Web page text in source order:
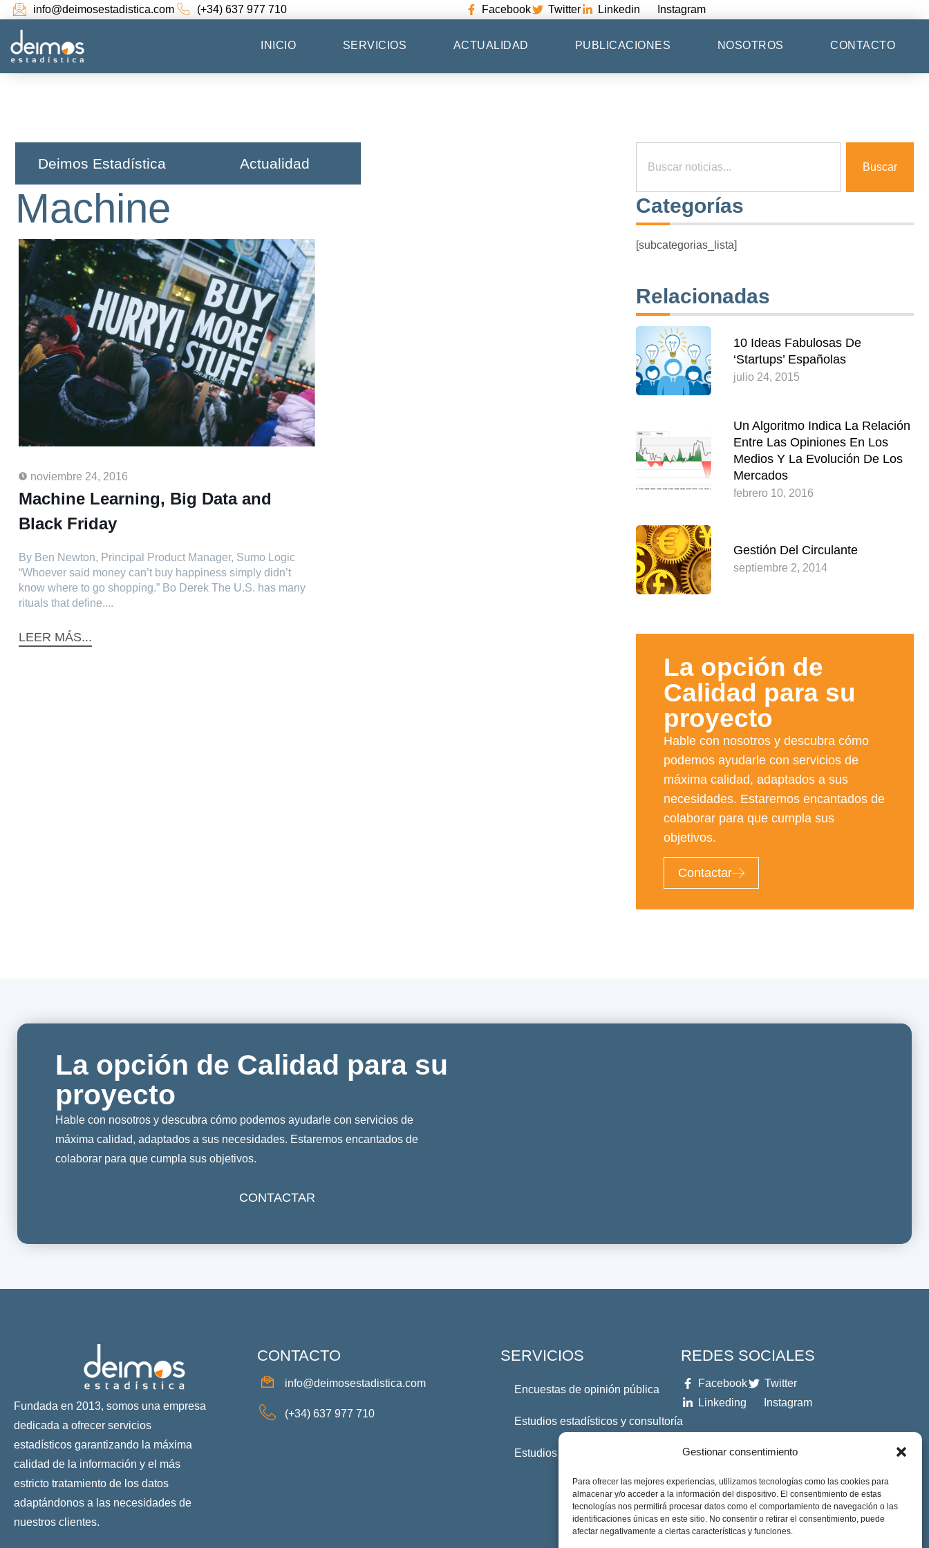
Gestionar consentimiento
Para ofrecer las mejores experiencias, utilizamos tecnologías como las cookies para
almacenar y/o acceder a la información del dispositivo. El consentimiento de estas
tecnologías nos permitirá procesar datos como el comportamiento de navegación o las
identificaciones únicas en este sitio. No consentir o retirar el consentimiento, puede
afectar negativamente a ciertas características y funciones.
info@deimosestadistica.com (+34) 637 977 710 Facebook Twitter Linkedin Instagram
INICIO SERVICIOS ACTUALIDAD PUBLICACIONES NOSOTROS CONTACTO
Buscar
Categorías
[subcategorias_lista]
Relacionadas
10 Ideas Fabulosas De
‘startups’ Españolas
julio 24, 2015
Un Algoritmo Indica La Relación
Entre Las Opiniones En Los
Medios Y La Evolución De Los
Mercados
febrero 10, 2016
Gestión Del Circulante
septiembre 2, 2014
La opción de
Calidad para su
proyecto​
Hable con nosotros y descubra cómo
podemos ayudarle con servicios de
máxima calidad, adaptados a sus
necesidades. Estaremos encantados de
colaborar para que cumpla sus
objetivos.
Contactar
Deimos Estadística​ Actualidad
Machine
noviembre 24, 2016
Machine Learning, Big Data and
Black Friday
By Ben Newton, Principal Product Manager, Sumo Logic
“Whoever said money can’t buy happiness simply didn’t
know where to go shopping.” Bo Derek The U.S. has many
rituals that define....
LEER MÁS...
La opción de Calidad para su
proyecto
Hable con nosotros y descubra cómo podemos ayudarle con servicios de
máxima calidad, adaptados a sus necesidades. Estaremos encantados de
colaborar para que cumpla sus objetivos.
CONTACTAR
Fundada en 2013, somos una empresa
dedicada a ofrecer servicios
estadísticos garantizando la máxima
calidad de la información y el más
estricto tratamiento de los datos
adaptándonos a las necesidades de
nuestros clientes.
CONTACTO
info@deimosestadistica.com
(+34) 637 977 710
SERVICIOS
Encuestas de opinión pública
Estudios estadísticos y consultoría
Estudios Profesionales
REDES SOCIALES
Facebook
Twitter
Linkeding
Instagram